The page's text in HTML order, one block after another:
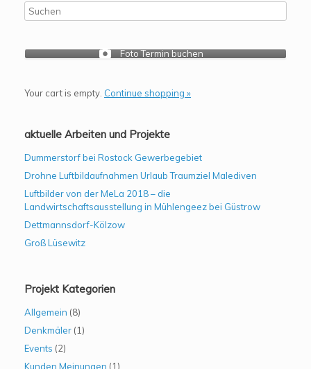
Foto Termin buchen
Your cart is empty. Continue shopping »
aktuelle Arbeiten und Projekte
Dummerstorf bei Rostock Gewerbegebiet
Drohne Luftbildaufnahmen Urlaub Traumziel Malediven
Luftbilder von der MeLa 2018 – die
Landwirtschaftsausstellung in Mühlengeez bei Güstrow
Dettmannsdorf-Kölzow
Groß Lüsewitz
Projekt Kategorien
Allgemein (8)
Denkmäler (1)
Events (2)
Kunden Meinungen (1)